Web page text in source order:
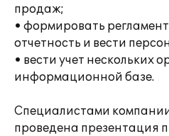
продаж;
• формировать
отчетность и вести
• вести учет нескольких
информационной базе.
Специалистами
проведена презентация